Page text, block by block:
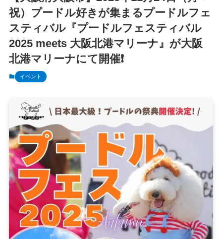
祝）プードル好きが集まるプードルフェ
スティバル『プードルフェスティバル
2025 meets 大阪北港マリーナ』が大阪
北港マリーナにて開催❗️
イベント